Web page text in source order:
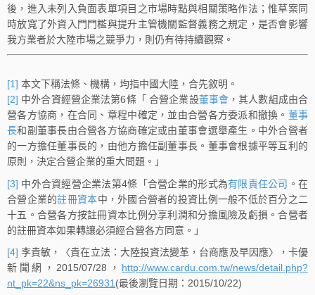
後，進入未列入負面表單項目之市場時點與相關策略作法；惟草案同
時放寬了外資入門門檻與提升主管機關監督義務之規定，是否會影響
我方業者於大陸市場之競爭力，則仍有待持續觀察。
[1] 本文下稱法條、機構，均指中國大陸，合先敘明。
[2] 中外合資經營企業法第6條「 合營企業設董事會 ，其人數組成由合
營各方協商，在合同、章程中確定，並由合營各方委派和撤換。 董事
長和副董事長由合營各方協商確定或由董事會選舉產生。中外合營者
的一方擔任董事長的，由他方擔任副董事長。董事會根據平等互利的
原則，決定合營企業的重大問題。」
[3] 中外合資經營企業法第4條「合營企業的形式為有限責任公司 。在
合營企業的註冊資本中，外國合營者的投資比例一般不低於百分之二
十五。合營各方按註冊資本比例分享利潤和分擔風險及虧損。合營者
的註冊資本如果轉讓必須經合營各方同意。」
[4] 李貴敏，〈貴在立法：大陸投資法變革，台商應及早因應〉，卡優
新聞網，2015/07/28， http://www.cardu.com.tw/news/detail.php?
nt_pk=22&ns_pk=26931(最後瀏覽日期：2015/10/22)